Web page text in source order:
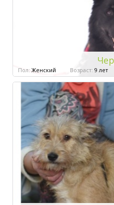
Пол: Женский Возраст: 9 лет